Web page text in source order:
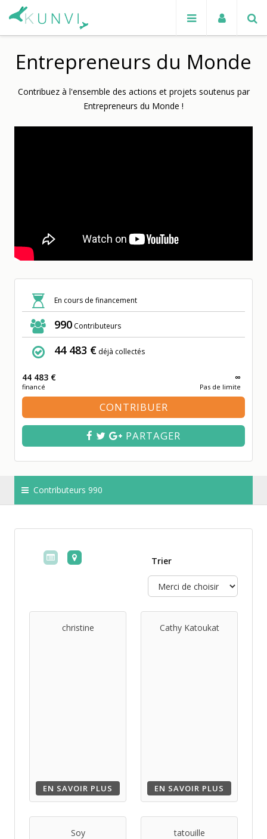
Entrepreneurs du Monde
Contribuez à l'ensemble des actions et projets soutenus par
Entrepreneurs du Monde !
En cours de financement
990 Contributeurs
44 483 € déjà collectés
44 483 €
financé
∞
Pas de limite
CONTRIBUER
PARTAGER
Contributeurs 990
Trier
christine
EN SAVOIR PLUS
Cathy Katoukat
EN SAVOIR PLUS
Soy tatouille